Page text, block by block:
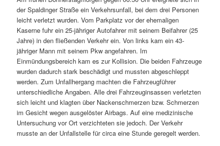
der Spaldinger Straße ein Verkehrsunfall, bei dem drei Personen
leicht verletzt wurden. Vom Parkplatz vor der ehemaligen
Kaserne fuhr ein 25-jähriger Autofahrer mit seinem Beifahrer (25
Jahre) in den fließenden Verkehr ein. Von links kam ein 43-
jähriger Mann mit seinem Pkw angefahren. Im
Einmündungsbereich kam es zur Kollision. Die beiden Fahrzeuge
wurden dadurch stark beschädigt und mussten abgeschleppt
werden. Zum Unfallhergang machten die Fahrzeugführer
unterschiedliche Angaben. Alle drei Fahrzeuginsassen verletzten
sich leicht und klagten über Nackenschmerzen bzw. Schmerzen
im Gesicht wegen ausgelöster Airbags. Auf eine medizinische
Untersuchung vor Ort verzichteten sie jedoch. Der Verkehr
musste an der Unfallstelle für circa eine Stunde geregelt werden.